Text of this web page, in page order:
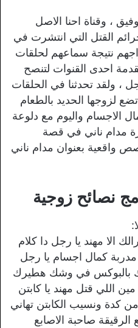
، وقناة احنا الاصل
القتل التي انتشرت في
نتيجة سماعهم لحلقات
احدى القنوات لتنصح
، ولقد تحدثنا في الحلقات
لزوجها الحديد بالطعام
الاجسام واليوم مع دلوعة
مدام ناني في قصة
واقعية بعنوان مدام ناني
نصائح زوجية
الا مهند يا رجل دا كلام
كمال اجسام يا رجل
بالبوكس في وشك هطيرك
اللي قتل مهند يا كابتن
كدة ونسيب الكابتن تهاني
الرقيقة صاحبة الاصابع